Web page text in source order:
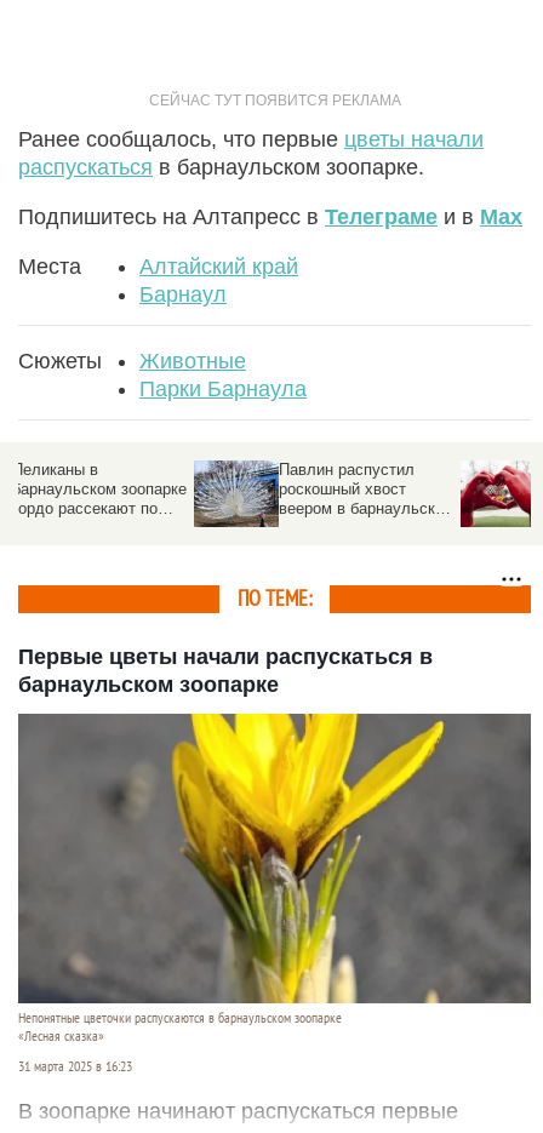
Ранее сообщалось, что первые цветы начали
распускаться в барнаульском зоопарке.
Подпишитесь на Алтапресс в Телеграме и в Max
Места
Алтайский край
Барнаул
Сюжеты
Животные
Парки Барнаула
Павлин распустил
роскошный хвост
веером в барнаульском
зоопарке. Видео
Парковый сезон
стартует в Барнауле 1
мая. Программа
ПО ТЕМЕ:
Первые цветы начали распускаться в
барнаульском зоопарке
Непонятные цветочки распускаются в барнаульском зоопарке
«Лесная сказка»
31 марта 2025 в 16:23
В зоопарке начинают распускаться первые